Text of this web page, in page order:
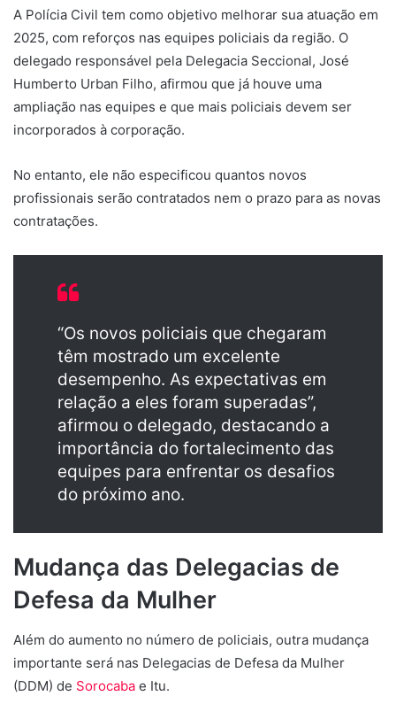
A Polícia Civil tem como objetivo melhorar sua atuação em
2025, com reforços nas equipes policiais da região. O
delegado responsável pela Delegacia Seccional, José
Humberto Urban Filho, afirmou que já houve uma
ampliação nas equipes e que mais policiais devem ser
incorporados à corporação.
No entanto, ele não especificou quantos novos
profissionais serão contratados nem o prazo para as novas
contratações.
“Os novos policiais que chegaram
têm mostrado um excelente
desempenho. As expectativas em
relação a eles foram superadas”,
afirmou o delegado, destacando a
importância do fortalecimento das
equipes para enfrentar os desafios
do próximo ano.
Mudança das Delegacias de
Defesa da Mulher
Além do aumento no número de policiais, outra mudança
importante será nas Delegacias de Defesa da Mulher
(DDM) de Sorocaba e Itu.